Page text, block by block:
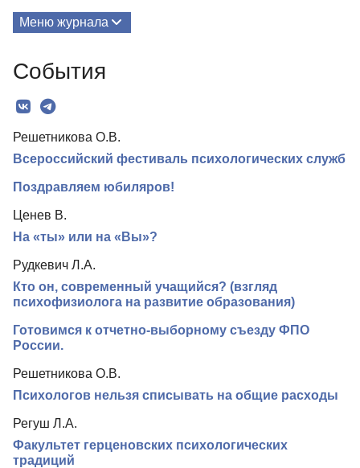
Меню журнала
Миссия
Редколлегия
Редакционная политика
Индексирование
Для авторов
Контакты
События
Решетникова О.В.
Всероссийский фестиваль психологических служб
Поздравляем юбиляров!
Ценев В.
На «ты» или на «Вы»?
Рудкевич Л.А.
Кто он, современный учащийся? (взгляд
психофизиолога на развитие образования)
Готовимся к отчетно-выборному съезду ФПО
России.
Решетникова О.В.
Психологов нельзя списывать на общие расходы
Регуш Л.А.
Факультет герценовских психологических
традиций